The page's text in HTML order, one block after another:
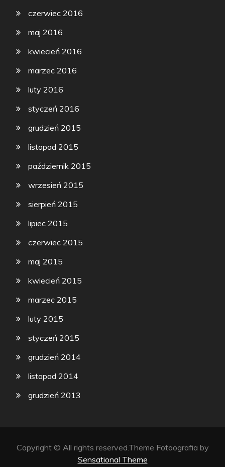
czerwiec 2016
maj 2016
kwiecień 2016
marzec 2016
luty 2016
styczeń 2016
grudzień 2015
listopad 2015
październik 2015
wrzesień 2015
sierpień 2015
lipiec 2015
czerwiec 2015
maj 2015
kwiecień 2015
marzec 2015
luty 2015
styczeń 2015
grudzień 2014
listopad 2014
grudzień 2013
Copyright © All rights reserved.Theme Fotoografia by
Sensational Theme